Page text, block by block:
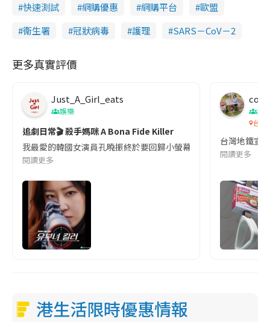
快速測試
網購優惠 網購平台
歐盟
衞生署
冠狀病毒 護理 SARS－CoV－2
更多真實評價
Just_A_Girl_eats
娛樂
追劇日常🎬 殺手媽咪 A Bona Fide Killer
我最愛的韓國女演員孔曉振終於要回歸小螢幕啦!這次的劇本改編
閱讀更多
co
吹
台灣
台灣地鐵宣
閱讀更多
港生活限時優惠情報